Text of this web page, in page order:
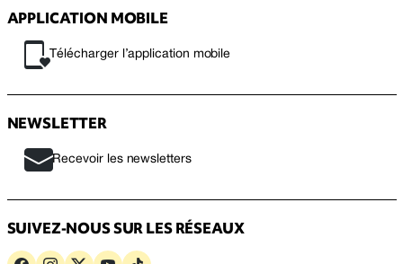
APPLICATION MOBILE
Télécharger l’application mobile
NEWSLETTER
Recevoir les newsletters
SUIVEZ-NOUS SUR LES RÉSEAUX